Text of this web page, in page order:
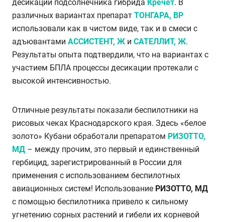
десикации подсолнечника гибрида Кречет. В
различных вариантах препарат ТОНГАРА, ВР
использовали как в чистом виде, так и в смеси с
адъювантами АССИСТЕНТ, Ж и САТЕЛЛИТ, Ж.
Результаты опыта подтвердили, что на вариантах с
участием БПЛА процессы десикации протекали с
высокой интенсивностью.
Отличные результаты показали беспилотники на
рисовых чеках Краснодарского края. Здесь «белое
золото» Кубани обработали препаратом РИЗОТТО,
МД – между прочим, это первый и единственный
гербицид, зарегистрированный в России для
применения с использованием беспилотных
авиационных систем! Использование РИЗОТТО, МД
с помощью беспилотника привело к сильному
угнетению сорных растений и гибели их корневой